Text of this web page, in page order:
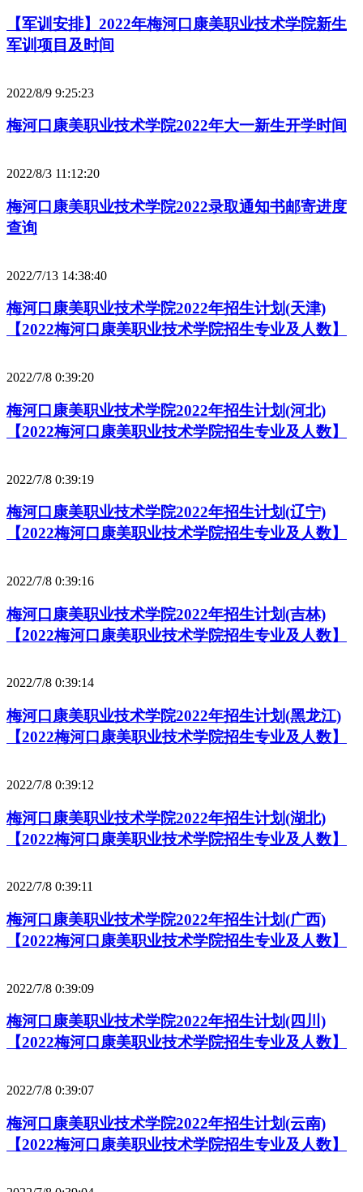
【军训安排】2022年梅河口康美职业技术学院新生
军训项目及时间
2022/8/9 9:25:23
梅河口康美职业技术学院2022年大一新生开学时间
2022/8/3 11:12:20
梅河口康美职业技术学院2022录取通知书邮寄进度
查询
2022/7/13 14:38:40
梅河口康美职业技术学院2022年招生计划(天津)
【2022梅河口康美职业技术学院招生专业及人数】
2022/7/8 0:39:20
梅河口康美职业技术学院2022年招生计划(河北)
【2022梅河口康美职业技术学院招生专业及人数】
2022/7/8 0:39:19
梅河口康美职业技术学院2022年招生计划(辽宁)
【2022梅河口康美职业技术学院招生专业及人数】
2022/7/8 0:39:16
梅河口康美职业技术学院2022年招生计划(吉林)
【2022梅河口康美职业技术学院招生专业及人数】
2022/7/8 0:39:14
梅河口康美职业技术学院2022年招生计划(黑龙江)
【2022梅河口康美职业技术学院招生专业及人数】
2022/7/8 0:39:12
梅河口康美职业技术学院2022年招生计划(湖北)
【2022梅河口康美职业技术学院招生专业及人数】
2022/7/8 0:39:11
梅河口康美职业技术学院2022年招生计划(广西)
【2022梅河口康美职业技术学院招生专业及人数】
2022/7/8 0:39:09
梅河口康美职业技术学院2022年招生计划(四川)
【2022梅河口康美职业技术学院招生专业及人数】
2022/7/8 0:39:07
梅河口康美职业技术学院2022年招生计划(云南)
【2022梅河口康美职业技术学院招生专业及人数】